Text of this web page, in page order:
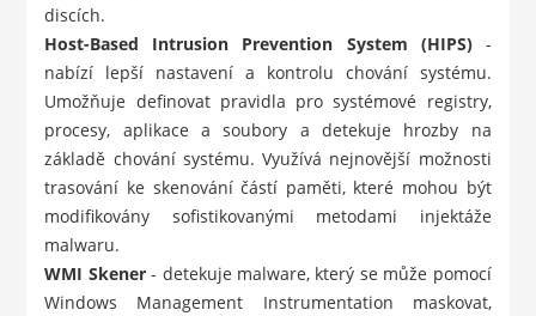
discích.
Host-Based Intrusion Prevention System (HIPS)-
nabízí lepší nastavení a kontrolu chování systému.
Umožňuje definovat pravidla pro systémové registry,
procesy, aplikace a soubory a detekuje hrozby na
základě chování systému. Využívá nejnovější možnosti
trasování ke skenování částí paměti, které mohou být
modifikovány sofistikovanými metodami injektáže
malwaru.
WMI Skener- detekuje malware, který se může pomocí
Windows Management Instrumentation maskovat,